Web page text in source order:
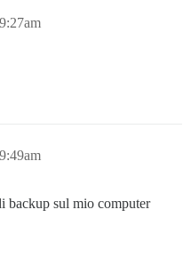
backup sul mio computer